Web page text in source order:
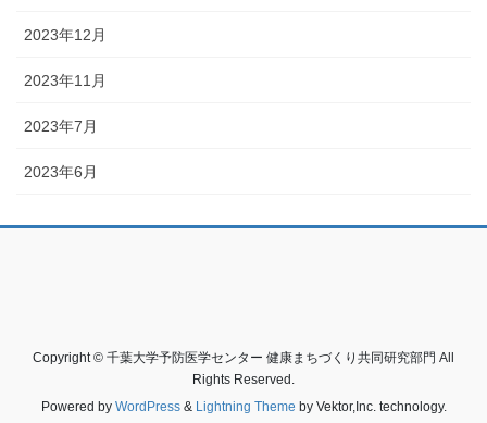
2023年12月
2023年11月
2023年7月
2023年6月
Copyright © 千葉大学予防医学センター 健康まちづくり共同研究部門 All
Rights Reserved.
Powered by WordPress& Lightning Theme by Vektor,Inc. technology.